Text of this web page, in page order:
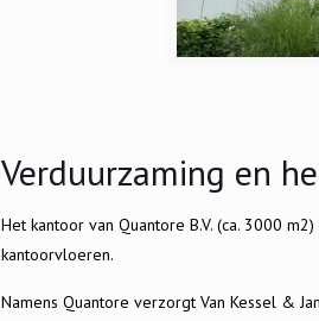
Verduurzaming en
Het kantoor van Quantore B.V. (ca. 3000
kantoorvloeren.
Namens Quantore verzorgt Van Kessel &